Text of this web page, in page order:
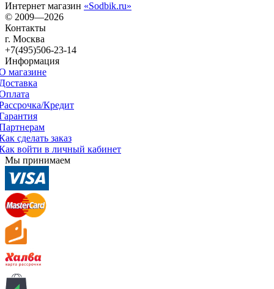
Интернет магазин «Sodbik.ru»
© 2009—2026
Контакты
г. Москва
+7(495)506-23-14
Информация
магазине
Кредит
сделать заказ
войти в личный кабинет
Мы принимаем